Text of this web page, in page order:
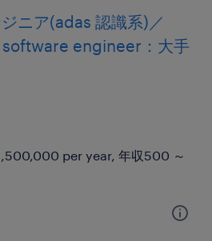
ニア(adas 認識系)／
engineer：大手
per year, 年収500 ～